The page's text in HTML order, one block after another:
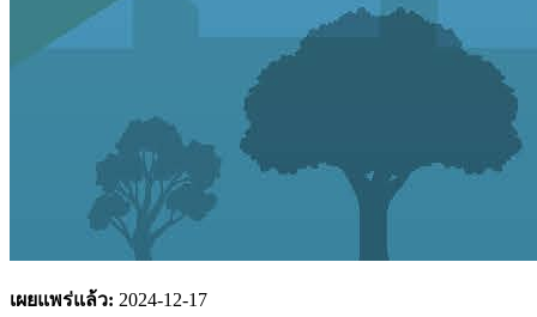
เผยแพร่แล้ว: 2024-12-17